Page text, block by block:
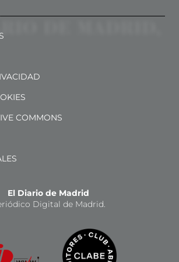
COMMONS
El Diario de Madrid
Digital de Madrid.